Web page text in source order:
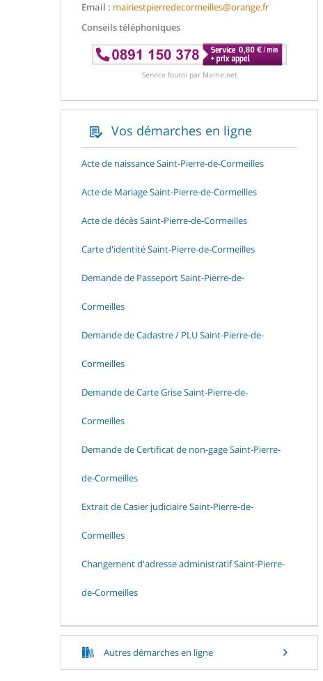
Email : mairiestpierredecormeilles@orange.fr
Conseils téléphoniques
Service fourni par Mairie.net
Vos démarches en ligne
Acte de naissance Saint-Pierre-de-Cormeilles
Acte de Mariage Saint-Pierre-de-Cormeilles
Acte de décès Saint-Pierre-de-Cormeilles
Carte d'identité Saint-Pierre-de-Cormeilles
Demande de Passeport Saint-Pierre-de-
Cormeilles
Demande de Cadastre / PLU Saint-Pierre-de-
Cormeilles
Demande de Carte Grise Saint-Pierre-de-
Cormeilles
Demande de Certificat de non-gage Saint-Pierre-
de-Cormeilles
Extrait de Casier judiciaire Saint-Pierre-de-
Cormeilles
Changement d'adresse administratif Saint-Pierre-
de-Cormeilles
Autres démarches en ligne